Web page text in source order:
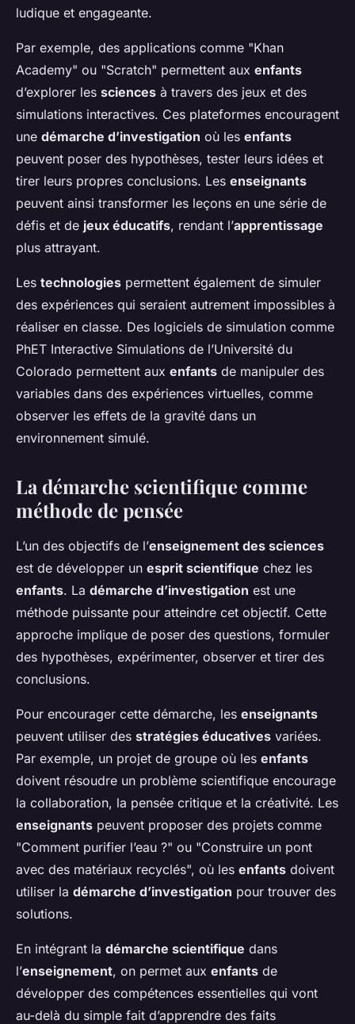
ludique et engageante.
Par exemple, des applications comme "Khan
Academy" ou "Scratch" permettent aux enfants
d’explorer les sciences à travers des jeux et des
simulations interactives. Ces plateformes encouragent
une démarche d’investigation où les enfants
peuvent poser des hypothèses, tester leurs idées et
tirer leurs propres conclusions. Les enseignants
peuvent ainsi transformer les leçons en une série de
défis et de jeux éducatifs, rendant l’apprentissage
plus attrayant.
Les technologies permettent également de simuler
des expériences qui seraient autrement impossibles à
réaliser en classe. Des logiciels de simulation comme
PhET Interactive Simulations de l’Université du
Colorado permettent aux enfants de manipuler des
variables dans des expériences virtuelles, comme
observer les effets de la gravité dans un
environnement simulé.
La démarche scientifique comme
méthode de pensée
L’un des objectifs de l’enseignement des sciences
est de développer un esprit scientifique chez les
enfants. La démarche d’investigation est une
méthode puissante pour atteindre cet objectif. Cette
approche implique de poser des questions, formuler
des hypothèses, expérimenter, observer et tirer des
conclusions.
Pour encourager cette démarche, les enseignants
peuvent utiliser des stratégies éducatives variées.
Par exemple, un projet de groupe où les enfants
doivent résoudre un problème scientifique encourage
la collaboration, la pensée critique et la créativité. Les
enseignants peuvent proposer des projets comme
"Comment purifier l’eau ?" ou "Construire un pont
avec des matériaux recyclés", où les enfants doivent
utiliser la démarche d’investigation pour trouver des
solutions.
En intégrant la démarche scientifique dans
l’enseignement, on permet aux enfants de
développer des compétences essentielles qui vont
au-delà du simple fait d’apprendre des faits